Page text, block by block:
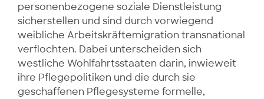
personenbezogene soziale Dienstleistung
sicherstellen und sind durch vorwiegend
weibliche Arbeitskräftemigration transnational
verflochten. Dabei unterscheiden sich
westliche Wohlfahrtsstaaten darin, inwieweit
ihre Pflegepolitiken und die durch sie
geschaffenen Pflegesysteme formelle,